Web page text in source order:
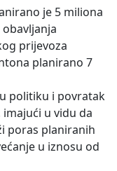
je 5 miliona
prijevoza
planirano 7
politiku i povratak
u vidu da
poras planiranih
u iznosu od